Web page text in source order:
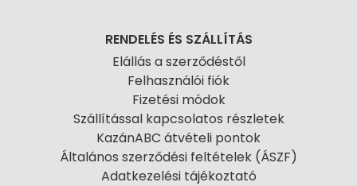
RENDELÉS ÉS SZÁLLÍTÁS
Elállás a szerződéstől
Felhasználói fiók
Fizetési módok
Szállítással kapcsolatos részletek
KazánABC átvételi pontok
Általános szerződési feltételek (ÁSZF)
Adatkezelési tájékoztató